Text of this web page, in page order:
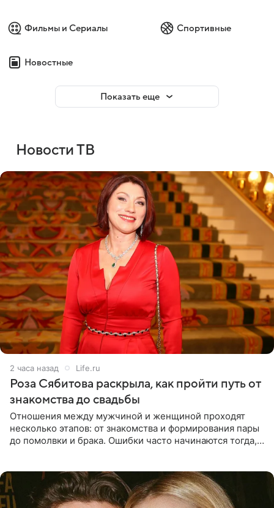
Фильмы и Сериалы Спортивные
Новостные
Показать еще
Новости ТВ
2 часа назад Life.ru
Роза Сябитова раскрыла, как пройти путь от
знакомства до свадьбы
Отношения между мужчиной и женщиной проходят
несколько этапов: от знакомства и формирования пары
до помолвки и брака. Ошибки часто начинаются тогда,